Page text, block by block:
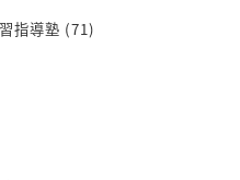
指導塾 (71)